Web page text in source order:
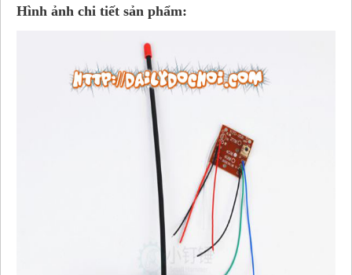
Hình ảnh chi tiết sản phẩm: